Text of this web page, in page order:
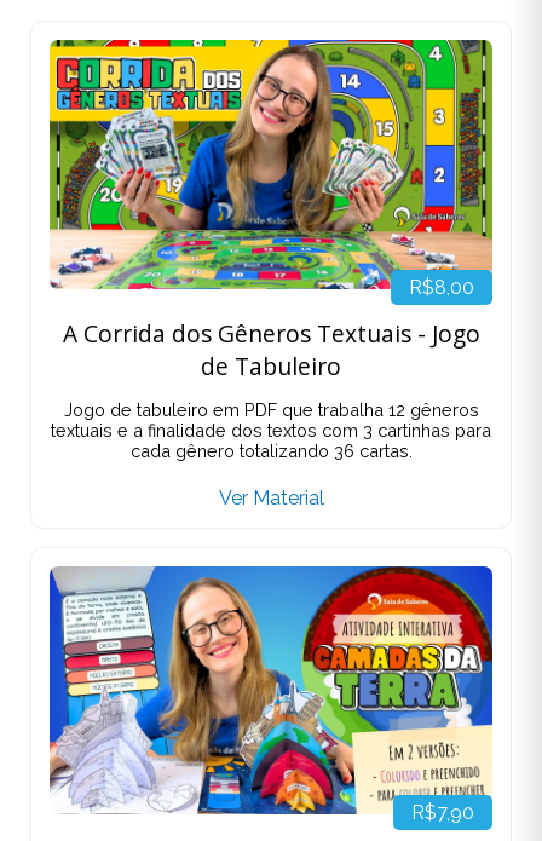
R$8,00
A Corrida dos Gêneros Textuais - Jogo
de Tabuleiro
Jogo de tabuleiro em PDF que trabalha 12 gêneros
textuais e a finalidade dos textos com 3 cartinhas para
cada gênero totalizando 36 cartas.
Ver Material
R$7,90